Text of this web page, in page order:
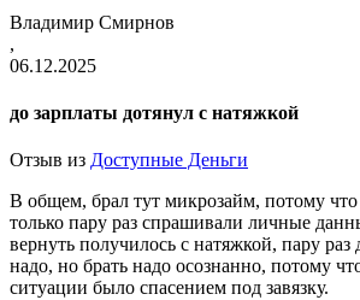
Владимир Смирнов
,
06.12.2025
до зарплаты дотянул с натяжкой
Отзыв из Доступные Деньги
В общем, брал тут микрозайм, потому что
только пару раз спрашивали личные
вернуть получилось с натяжкой, пару
надо, но брать надо осознанно, потому
ситуации было спасением под завязку.